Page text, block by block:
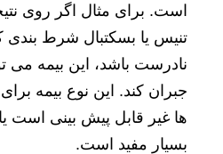
است. برای مثال اگر روی
تنیس یا بسکتبال شرط
نادرست باشد، این بیمه می
جبران کند. این نوع بیمه
ها غیر قابل پیش بینی است
بسیار مفید است.